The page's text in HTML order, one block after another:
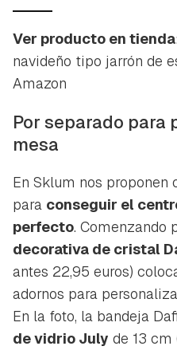
Ver producto en tienda
navideño tipo jarrón de
Amazon
Por separado para
mesa
En Sklum nos proponen
para conseguir el
perfecto. Comenzando
decorativa de cristal
antes 22,95 euros)
adornos para
En la foto, la bandeja
de vidrio July de 13 cm